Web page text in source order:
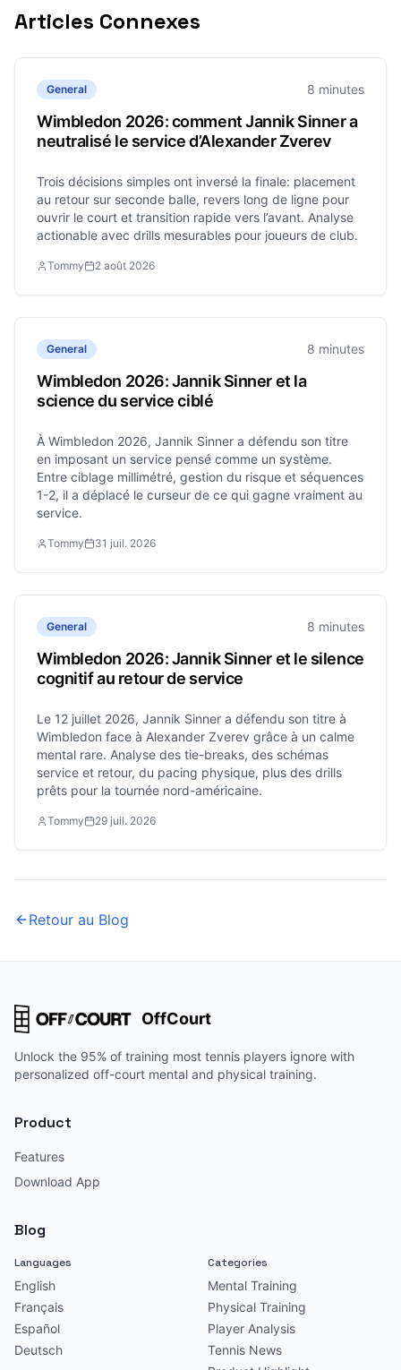
Articles Connexes
General 8 minutes
Wimbledon 2026: comment Jannik Sinner a
neutralisé le service d’Alexander Zverev
Trois décisions simples ont inversé la finale: placement
au retour sur seconde balle, revers long de ligne pour
ouvrir le court et transition rapide vers l’avant. Analyse
actionable avec drills mesurables pour joueurs de club.
Tommy 2 août 2026
General 8 minutes
Wimbledon 2026: Jannik Sinner et la
science du service ciblé
À Wimbledon 2026, Jannik Sinner a défendu son titre
en imposant un service pensé comme un système.
Entre ciblage millimétré, gestion du risque et séquences
1-2, il a déplacé le curseur de ce qui gagne vraiment au
service.
Tommy 31 juil. 2026
General 8 minutes
Wimbledon 2026: Jannik Sinner et le silence
cognitif au retour de service
Le 12 juillet 2026, Jannik Sinner a défendu son titre à
Wimbledon face à Alexander Zverev grâce à un calme
mental rare. Analyse des tie-breaks, des schémas
service et retour, du pacing physique, plus des drills
prêts pour la tournée nord-américaine.
Tommy 29 juil. 2026
Retour au Blog
OffCourt
Unlock the 95% of training most tennis players ignore with
personalized off-court mental and physical training.
Product
Features
Download App
Blog
Languages
English
Français
Español
Deutsch
Categories
Mental Training
Physical Training
Player Analysis
Tennis News